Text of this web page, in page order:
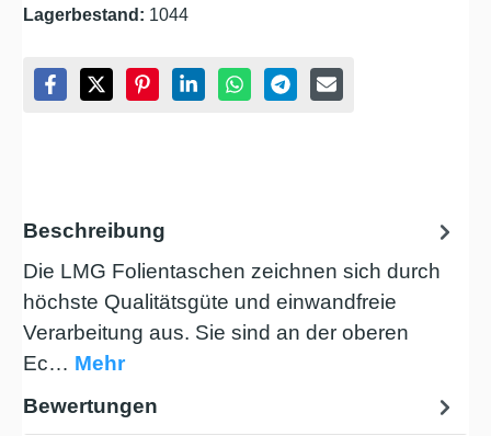
Lagerbestand: 1044
Beschreibung
Die LMG Folientaschen zeichnen sich durch
höchste Qualitätsgüte und einwandfreie
Verarbeitung aus. Sie sind an der oberen
Ec… Mehr
Bewertungen